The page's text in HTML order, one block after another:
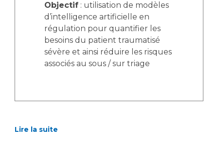
Objectif : utilisation de modèles
d’intelligence artificielle en
régulation pour quantifier les
besoins du patient traumatisé
sévère et ainsi réduire les risques
associés au sous / sur triage
Lire la suite